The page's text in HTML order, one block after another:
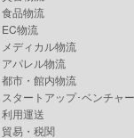
食品物流
EC物流
メディカル物流
アパレル物流
都市・館内物流
スタートアップ･ベンチャー
利用運送
貿易・税関